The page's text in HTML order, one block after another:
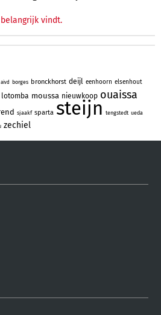
vindt.
aivd borges bronckhorst deijl eenhoorn elsenhout
lotomba moussa nieuwkoop ouaissa
sjaakf sparta steijn tengstedt ueda
zechiel